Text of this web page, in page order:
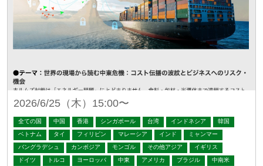
2026/6/25（木）15:00〜
全ての国 中国 香港 シンガポール 台湾 インドネシア
韓国
ベトナム
タイ フィリピン マレーシア インド
ミャンマー
バングラデシュ
カンボジア モンゴル その他アジア
イギリス
ドイツ
トルコ ヨーロッパ 中東 アメリカ ブラジル
中南米